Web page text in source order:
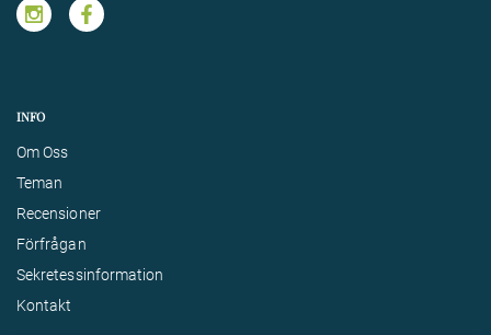
INFO
Om Oss
Teman
Recensioner
Förfrågan
Sekretessinformation
Kontakt